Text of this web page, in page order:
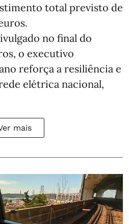
total previsto de
no final do
o executivo
reforça a resiliência e
elétrica nacional,
mais